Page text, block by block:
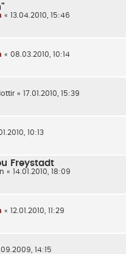
« 13.04.2010, 15:46
« 08.03.2010, 10:14
« 17.01.2010, 15:39
10:13
Freystadt
« 14.01.2010, 18:09
« 12.01.2010, 11:29
14:15